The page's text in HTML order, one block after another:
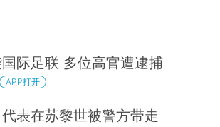
际足联 多位高官遭逮捕
APP打开
表在苏黎世被警方带走